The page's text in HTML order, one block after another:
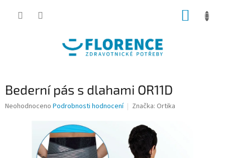
Bederní pás s dlahami OR11D
Průměrné
Neohodnoceno Podrobnosti hodnocení Značka: Ortika